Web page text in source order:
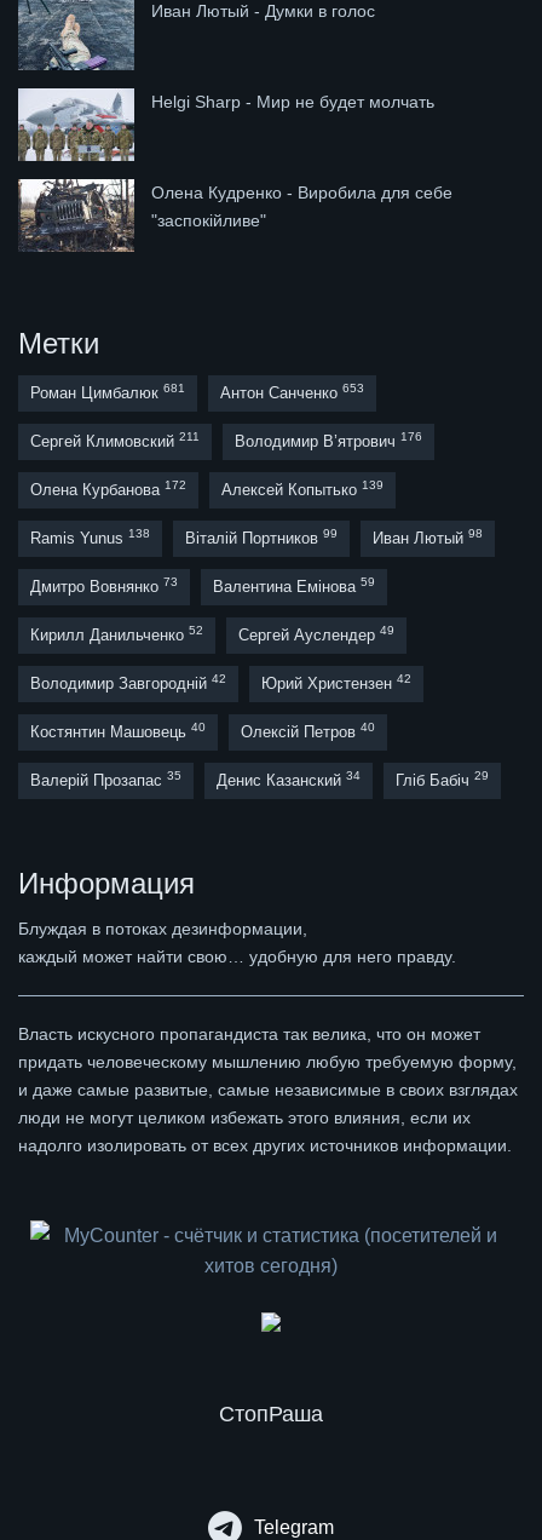
Иван Лютый - Думки в голос
Helgi Sharp - Мир не будет молчать
Олена Кудренко - Виробила для себе
"заспокійливе"
Метки
Роман Цимбалюк 681 Антон Санченко 653
Сергей Климовский 211 Володимир В’ятрович 176
Олена Курбанова 172 Алексей Копытько 139
Ramis Yunus 138 Віталій Портников 99 Иван Лютый 98
Дмитро Вовнянко 73 Валентина Емінова 59
Кирилл Данильченко 52 Сергей Ауслендер 49
Володимир Завгородній 42 Юрий Христензен 42
Костянтин Машовець 40 Олексій Петров 40
Валерій Прозапас 35 Денис Казанский 34 Гліб Бабіч 29
Информация
Блуждая в потоках дезинформации,
каждый может найти свою… удобную для него правду.
Власть искусного пропагандиста так велика, что он может
придать человеческому мышлению любую требуемую форму,
и даже самые развитые, самые независимые в своих взглядах
люди не могут целиком избежать этого влияния, если их
надолго изолировать от всех других источников информации.
СтопРаша
Telegram